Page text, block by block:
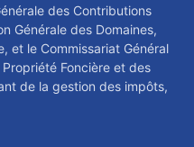
des Contributions
Générale des Domaines,
et le Commissariat Général
Foncière et des
de la gestion des impôts,